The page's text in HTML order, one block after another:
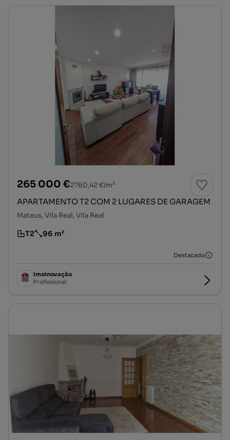
265 000 €2760,42 €/m²
APARTAMENTO T2 COM 2 LUGARES DE GARAGEM
Mateus, Vila Real, Vila Real
Tipologia
T2
Preço por metro quadrado
96 m²
Destacado
Imoinovação
Profissional